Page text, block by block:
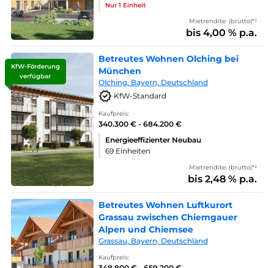
Nur 1 Einheit
Mietrendite: (brutto)*¹
bis 4,00 % p.a.
KfW-Förderung
verfügbar
Betreutes Wohnen Olching bei
München
Olching, Bayern, Deutschland
KfW-Standard
Kaufpreis:
340.300 € - 684.200 €
Energieeffizienter Neubau
69 Einheiten
Mietrendite: (brutto)*¹
bis 2,48 % p.a.
Betreutes Wohnen Luftkurort
Grassau zwischen Chiemgauer
Alpen und Chiemsee
Grassau, Bayern, Deutschland
Kaufpreis: